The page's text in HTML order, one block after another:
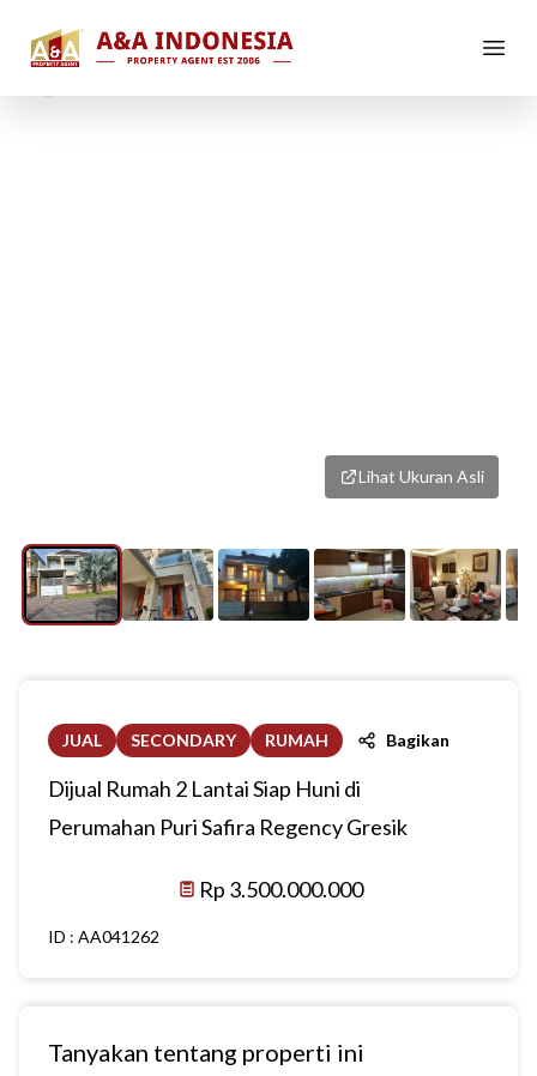
Lihat Ukuran Asli
JUAL SECONDARY RUMAH Bagikan
Dijual Rumah 2 Lantai Siap Huni di
Perumahan Puri Safira Regency Gresik
Rp 3.500.000.000
ID : AA041262
Tanyakan tentang properti ini